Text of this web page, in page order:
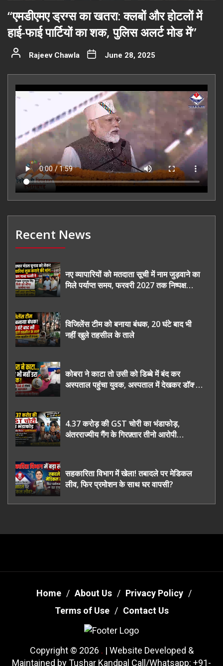
“एमडीएमए ड्रग्स का खतरा: क्लबों और होटलों में
हाई-फाई पार्टियों का शक, पुलिस अलर्ट मोड में”
Rajeev Chawla June 28, 2025
Recent News
नए व्यापारियों को मतदाता सूची में नाम जुड़वाने का
मिले पर्याप्त समय, फरवरी 2027 तक निष्पक्ष
विजिलेंस टीम को बनाया बंधक, 20 घंटे बाद भी
नहीं खुले तहसील के ताले
कोबरा ने काटा तो उसी को डिब्बे में बंद कर
अस्पताल पहुंचा युवक, अस्पताल में देखकर डॉक्टर
4.37 करोड़ की GST चोरी का भंडाफोड़,
अंतरराज्यीय गैंग के गिरफ़्तार तीनो आरोपी
सहकारिता विभाग में खेला! तबादले पर मेडिकल
लीव, फिर प्रमोशन के साथ घर वापसी?
Home About Us
Privacy Policy
Terms of Use
Contact Us
Copyright © 2026 . | Website Developed &
Maintained by Tushar Kandpal Call/Whatsapp: +91-